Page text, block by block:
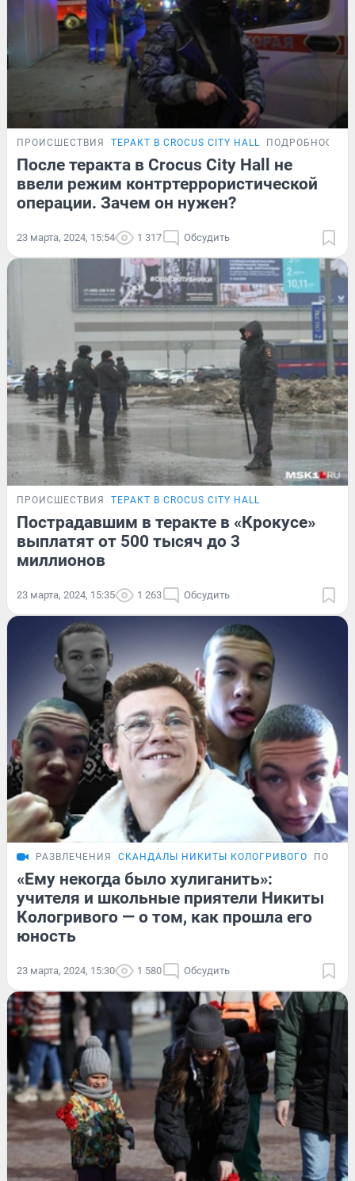
ПРОИСШЕСТВИЯ ТЕРАКТ В CROCUS CITY HALL ПОДРОБНОСТИ
После теракта в Crocus City Hall не
ввели режим контртеррористической
операции. Зачем он нужен?
23 марта, 2024, 15:54 1 317 Обсудить
ПРОИСШЕСТВИЯ ТЕРАКТ В CROCUS CITY HALL
Пострадавшим в теракте в «Крокусе»
выплатят от 500 тысяч до 3
миллионов
23 марта, 2024, 15:35 1 263 Обсудить
РАЗВЛЕЧЕНИЯ СКАНДАЛЫ НИКИТЫ КОЛОГРИВОГО
«Ему некогда было хулиганить»:
учителя и школьные приятели Никиты
Кологривого — о том, как прошла его
юность
23 марта, 2024, 15:30 1 580 Обсудить